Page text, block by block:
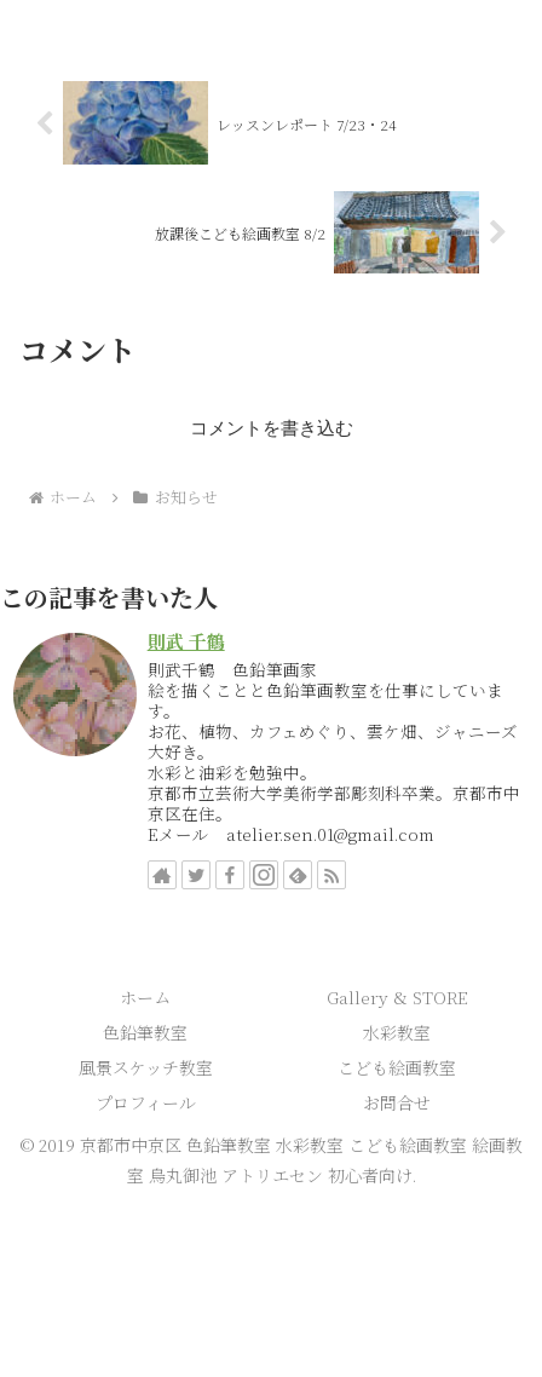
レッスンレポート 7/23・24
放課後こども絵画教室 8/2
コメント
コメントを書き込む
ホーム お知らせ
この記事を書いた人
則武 千鶴
則武千鶴 色鉛筆画家
絵を描くことと色鉛筆画教室を仕事にしていま
す。
お花、植物、カフェめぐり、雲ケ畑、ジャニーズ
大好き。
水彩と油彩を勉強中。
京都市立芸術大学美術学部彫刻科卒業。京都市中
京区在住。
Eメール atelier.sen.01@gmail.com
ホーム
Gallery & STORE
色鉛筆教室
水彩教室
風景スケッチ教室
こども絵画教室
プロフィール
お問合せ
© 2019 京都市中京区 色鉛筆教室 水彩教室 こども絵画教室 絵画教
室 烏丸御池 アトリエセン 初心者向け.